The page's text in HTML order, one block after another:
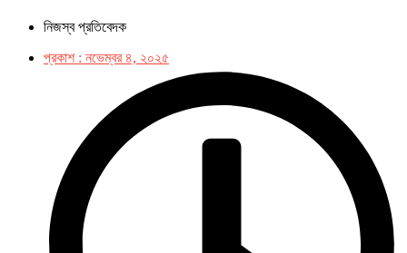
নিজস্ব প্রতিবেদক
প্রকাশ : নভেম্বর ৪, ২০২৫